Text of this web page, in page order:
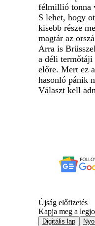
félmillió tonna
S lehet, hogy
kisebb része
magtár az
Arra is
a déli termőtáji
előre. Mert ez
hasonló pánik
Választ kell
Újság előfizetés
Kapja meg a
Digitális lap